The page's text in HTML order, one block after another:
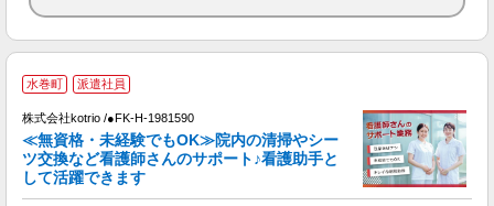
水巻町 派遣社員
株式会社kotrio /●FK-H-1981590
≪無資格・未経験でもOK≫院内の清掃やシー
ツ交換など看護師さんのサポート♪看護助手と
して活躍できます